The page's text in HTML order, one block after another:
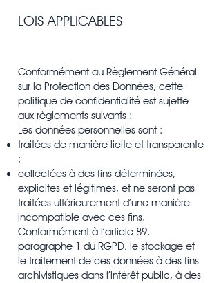
LOIS APPLICABLES
Conformément au Règlement Général
sur la Protection des Données, cette
politique de confidentialité est sujette
aux règlements suivants :
Les données personnelles sont :
traitées de manière licite et transparente
;
collectées à des fins déterminées,
explicites et légitimes, et ne seront pas
traitées ultérieurement d’une manière
incompatible avec ces fins.
Conformément à l’article 89,
paragraphe 1 du RGPD, le stockage et
le traitement de ces données à des fins
archivistiques dans l’intérêt public, à des